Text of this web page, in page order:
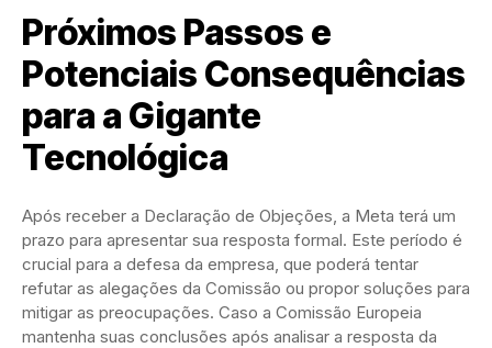
Próximos Passos e
Potenciais Consequências
para a Gigante
Tecnológica
Após receber a Declaração de Objeções, a Meta terá um
prazo para apresentar sua resposta formal. Este período é
crucial para a defesa da empresa, que poderá tentar
refutar as alegações da Comissão ou propor soluções para
mitigar as preocupações. Caso a Comissão Europeia
mantenha suas conclusões após analisar a resposta da